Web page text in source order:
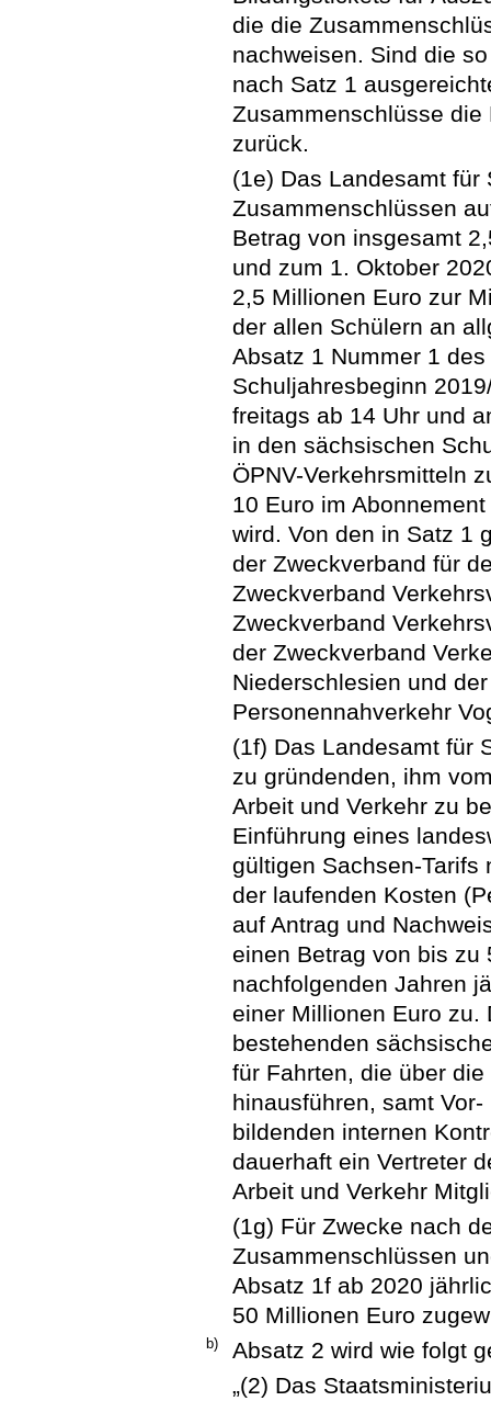
die die
nachweisen. Sind die
nach Satz 1
Zusammenschlüsse
zurück.
(1e) Das Landesamt für
Zusammenschlüssen
Betrag von insgesamt
und zum 1. Oktober
2,5 Millionen Euro zur
der allen Schülern an
Absatz 1 Nummer 1
Schuljahresbeginn
freitags ab 14 Uhr und
in den sächsischen
ÖPNV-Verkehrsmitteln
10 Euro im
wird. Von den in Satz 1
der Zweckverband für
Zweckverband
Zweckverband
der Zweckverband
Niederschlesien und
Personennahverkehr
(1f) Das Landesamt für
zu gründenden, ihm
Arbeit und Verkehr zu
Einführung eines
gültigen Sachsen-Tarifs
der laufenden Kosten
auf Antrag und
einen Betrag von bis zu
nachfolgenden Jahren
einer Millionen Euro zu.
bestehenden
für Fahrten, die über
hinausführen, samt
bildenden internen
dauerhaft ein Vertreter
Arbeit und Verkehr
(1g) Für Zwecke nach
Zusammenschlüssen
Absatz 1f ab 2020
50 Millionen Euro
b)
Absatz 2 wird wie folgt
„(2) Das